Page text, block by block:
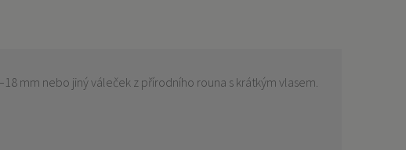
mm nebo jiný váleček z přírodního rouna s krátkým vlasem.